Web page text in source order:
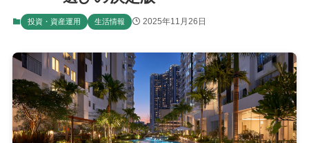
投資・資産運用 生活情報 2025年11月26日